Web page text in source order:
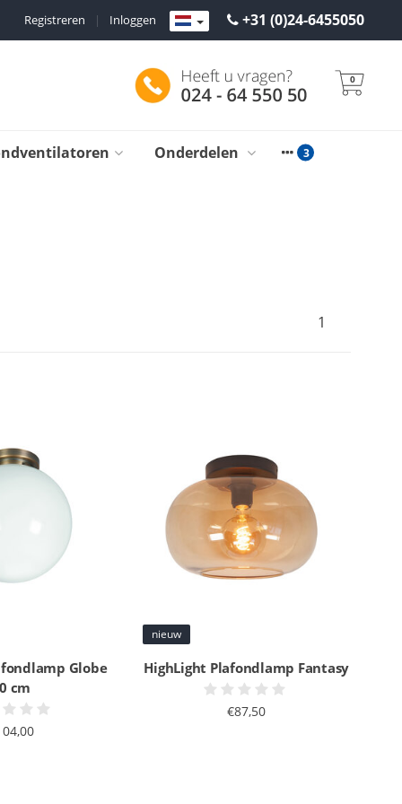
+31 (0)24-6455050
Inloggen
|
Registreren
0
Onderdelen
1
Globe
cm
nieuw
HighLight Plafondlamp Fantasy
€87,50